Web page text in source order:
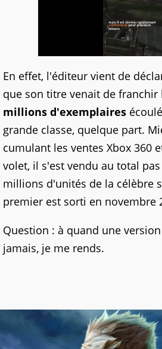
En effet, l'éditeur vient de
que son titre venait de franchir
millions d'exemplaires
grande classe, quelque part.
cumulant les ventes Xbox 360
volet, il s'est vendu au total
millions d'unités de la célèbre
premier est sorti en novembre
Question : à quand une
jamais, je me rends.